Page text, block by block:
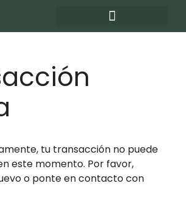
tu transacción no puede
este momento. Por favor,
o ponte en contacto con